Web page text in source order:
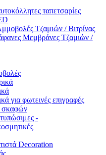
ταπετσαρίες
Τζαμιών / Βιτρίνας
Μεμβράνες Τζαμιών /
για φωτεινές επιγραφές
σκαφών
-
Decoration